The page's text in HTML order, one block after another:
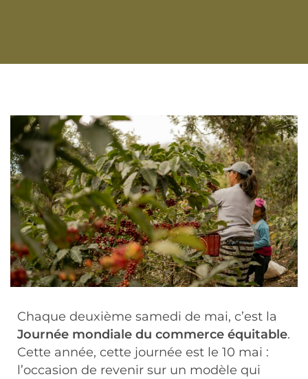
Chaque deuxième samedi de mai, c’est la
Journée mondiale du commerce équitable.
Cette année, cette journée est le 10 mai :
l’occasion de revenir sur un modèle qui